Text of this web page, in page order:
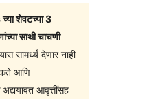
शेवटच्या 3
साथी चाचणी
सामर्थ्य देणार नाही
आणि
आवृत्तींसह